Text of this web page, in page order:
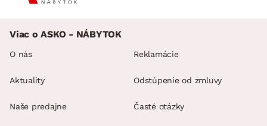
Viac o ASKO - NÁBYTOK
O nás
Aktuality
Naše predajne
Reklamácie
Odstúpenie od zmluvy
Časté otázky